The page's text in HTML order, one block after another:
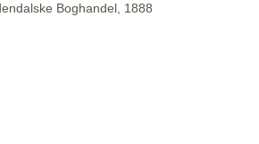
Boghandel, 1888